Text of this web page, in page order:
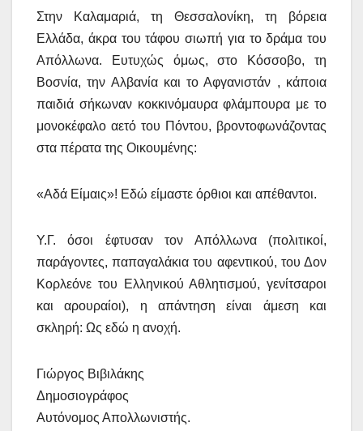
Στην Καλαμαριά, τη Θεσσαλονίκη, τη βόρεια
Ελλάδα, άκρα του τάφου σιωπή για το δράμα του
Απόλλωνα. Ευτυχώς όμως, στο Κόσσοβο, τη
Βοσνία, την Αλβανία και το Αφγανιστάν , κάποια
παιδιά σήκωναν κοκκινόμαυρα φλάμπουρα με το
μονοκέφαλο αετό του Πόντου, βροντοφωνάζοντας
στα πέρατα της Οικουμένης:
«Αδά Είμαις»! Εδώ είμαστε όρθιοι και απέθαντοι.
Υ.Γ. όσοι έφτυσαν τον Απόλλωνα (πολιτικοί,
παράγοντες, παπαγαλάκια του αφεντικού, του Δον
Κορλεόνε του Ελληνικού Αθλητισμού, γενίτσαροι
και αρουραίοι), η απάντηση είναι άμεση και
σκληρή: Ως εδώ η ανοχή.
Γιώργος Βιβιλάκης
Δημοσιογράφος
Αυτόνομος Απολλωνιστής.